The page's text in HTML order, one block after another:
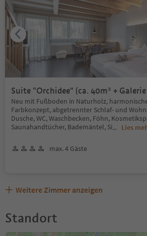
Suite "Orchidee" (ca. 40m² +
Neu mit Fußboden in Naturholz,
Farbkonzept, abgetrennter Schlaf- und
Dusche, WC, Waschbecken, Föhn,
Saunahandtücher, Bademäntel, Si... Lies
max. 4 Gäste
Weitere Zimmer anzeigen
Standort